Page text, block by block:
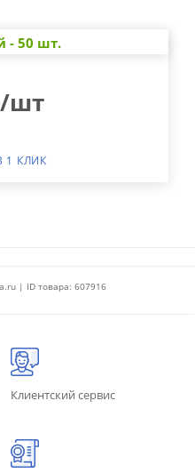
- 50 шт.
/шт
1 КЛИК
| ID товара: 607916
Клиентский сервис